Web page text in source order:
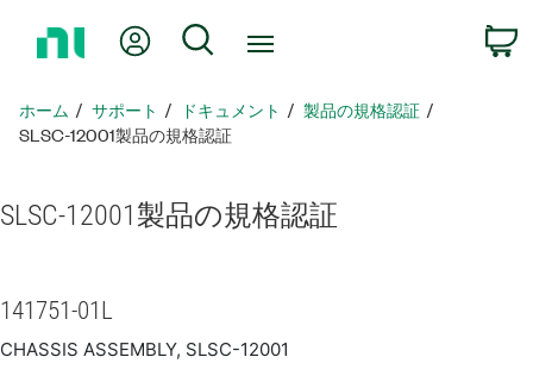
ペ
ー
戻
Myアカウント
検索
ホーム サポート ドキュメント
製品​の​規格​認証
SLSC-12001製品​の​規格​認証
SLSC-12001製品​の​規格​認証
141751-01L
CHASSIS ASSEMBLY, SLSC-12001